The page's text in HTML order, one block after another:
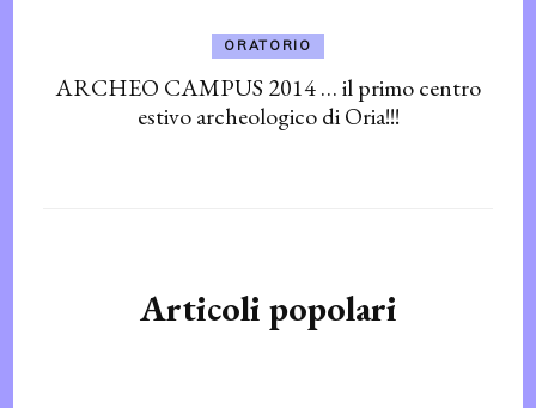
ORATORIO
ARCHEO CAMPUS 2014 … il primo centro
estivo archeologico di Oria!!!
Articoli popolari